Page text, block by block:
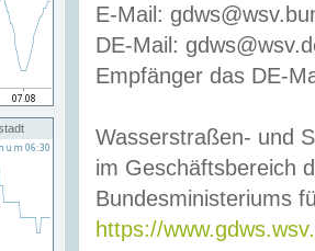
E-Mail:
DE-Mail:
Empfänger das DE-
Wasserstraßen- und
im Geschäftsbereich
Bundesministeriums
https://